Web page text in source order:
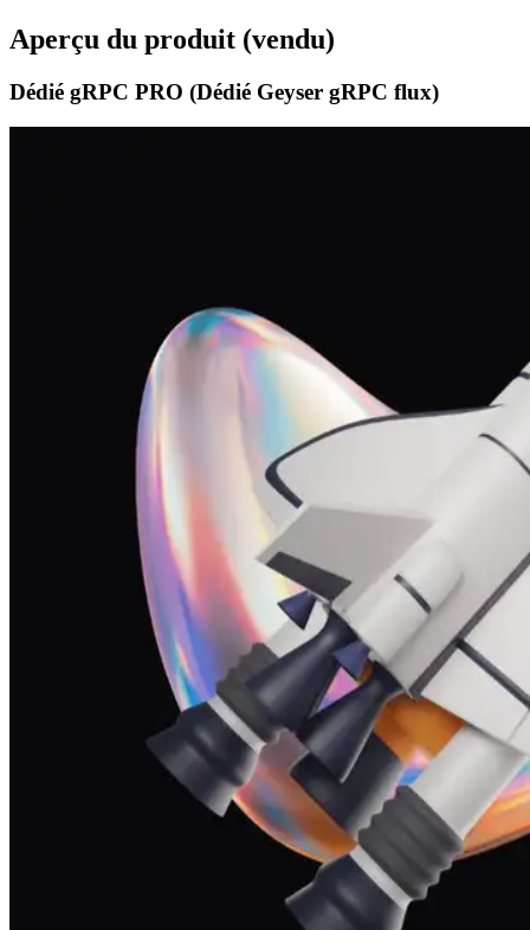
Aperçu du produit (vendu)
Dédié gRPC PRO (Dédié Geyser gRPC flux)